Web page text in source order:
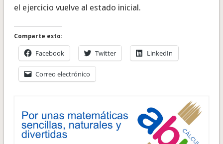
el ejercicio vuelve al estado inicial.
Comparte esto:
Facebook Twitter LinkedIn
Correo electrónico